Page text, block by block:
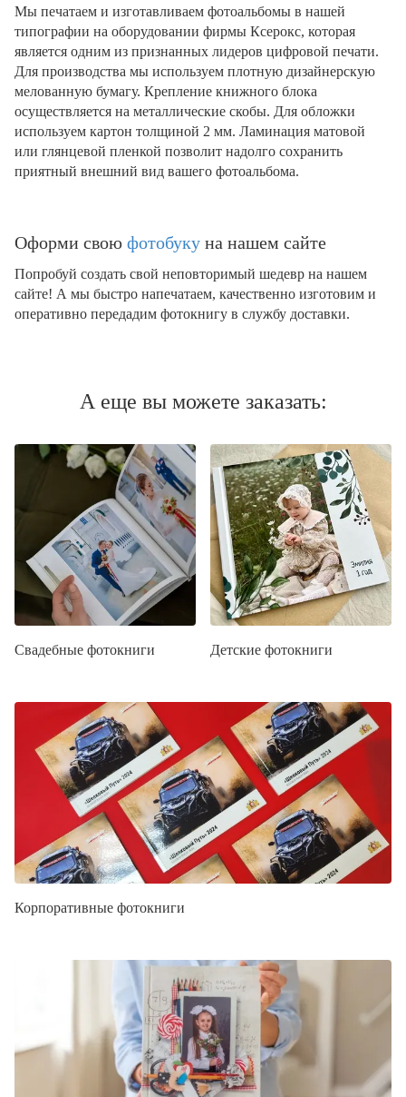
Мы печатаем и изготавливаем фотоальбомы в нашей
типографии на оборудовании фирмы Ксерокс, которая
является одним из признанных лидеров цифровой печати.
Для производства мы используем плотную дизайнерскую
мелованную бумагу. Крепление книжного блока
осуществляется на металлические скобы. Для обложки
используем картон толщиной 2 мм. Ламинация матовой
или глянцевой пленкой позволит надолго сохранить
приятный внешний вид вашего фотоальбома.
Оформи свою фотобуку на нашем сайте
Попробуй создать свой неповторимый шедевр на нашем
сайте! А мы быстро напечатаем, качественно изготовим и
оперативно передадим фотокнигу в службу доставки.
А еще вы можете заказать:
Свадебные фотокниги Детские фотокниги
Корпоративные фотокниги